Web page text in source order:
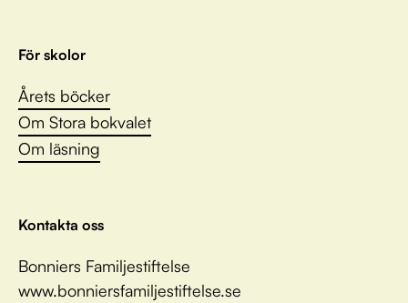
För skolor
Årets böcker
Om Stora bokvalet
Om läsning
Kontakta oss
Bonniers Familjestiftelse
www.bonniersfamiljestiftelse.se